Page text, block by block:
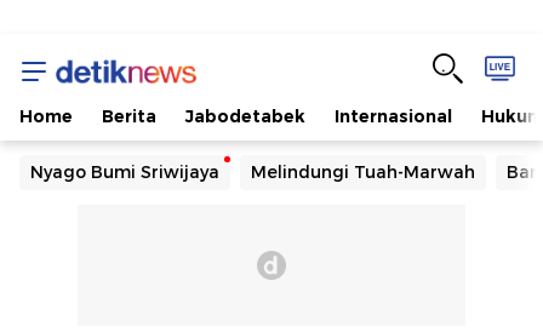
Home Berita Jabodetabek Internasional Hukum
Nyago Bumi Sriwijaya Melindungi Tuah-Marwah